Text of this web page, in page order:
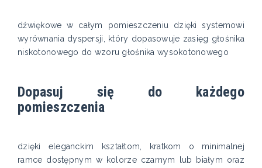
dźwiękowe w całym pomieszczeniu dzięki systemowi
wyrównania dyspersji, który dopasowuje zasięg głośnika
niskotonowego do wzoru głośnika wysokotonowego
Dopasuj się do każdego
pomieszczenia
dzięki eleganckim kształtom, kratkom o minimalnej
ramce dostępnym w kolorze czarnym lub białym oraz